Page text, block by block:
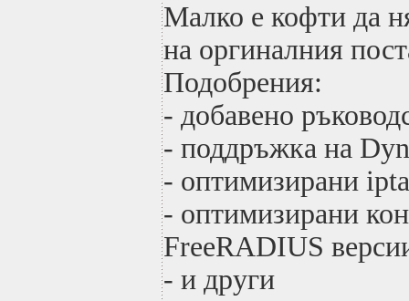
Малко е кофти да
на оргиналния
Подобрения:
- добавено
- поддръжка на
- оптимизирани
- оптимизирани
FreeRADIUS
- и други